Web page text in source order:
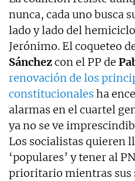
nunca, cada uno busca
lado y lado del
Jerónimo. El coqueteo
Sánchezcon el PP de
renovación de los
constitucionales ha
alarmas en el cuartel
ya no se ve
Los socialistas quieren
‘populares’ y tener al
prioritario mientras sus